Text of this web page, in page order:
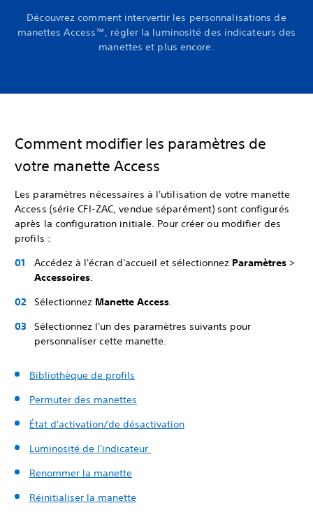
Découvrez comment intervertir les personnalisations de
manettes Access™, régler la luminosité des indicateurs des
manettes et plus encore.
Comment modifier les paramètres de
votre manette Access
Les paramètres nécessaires à l'utilisation de votre manette
Access (série CFI-ZAC, vendue séparément) sont configurés
après la configuration initiale. Pour créer ou modifier des
profils :
Accédez à l'écran d'accueil et sélectionnez Paramètres >
Accessoires.
Sélectionnez Manette Access.
Sélectionnez l'un des paramètres suivants pour
personnaliser cette manette.
Bibliothèque de profils
Permuter des manettes
État d'activation/de désactivation
Luminosité de l'indicateur
Renommer la manette
Réinitialiser la manette